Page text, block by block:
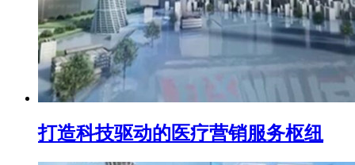
打造科技驱动的医疗营销服务枢纽